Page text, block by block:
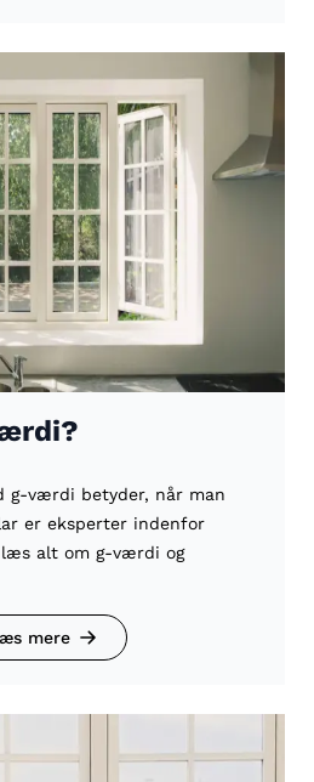
g-værdi betyder, når man
er eksperter indenfor
alt om g-værdi og
mere